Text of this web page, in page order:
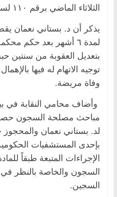
الثلاثاء الماضي برقم ١١٠ لسنة ٢٠٢٣ إفراج صحي.
يذكر أن د. بستاني نعمان
لمدة ٦ أشهر بعد حكم
بتعديل العقوبة من سنتين
توجيه الاتهام له فيها
وفاة مريضة.
وأضاف محامي النقابة في
مباحث مصلحة السجون
لد. بستاني نعمان والمحجوز
بإحدى المستشفيات
السجون والخاصة بالنظر
السجين.